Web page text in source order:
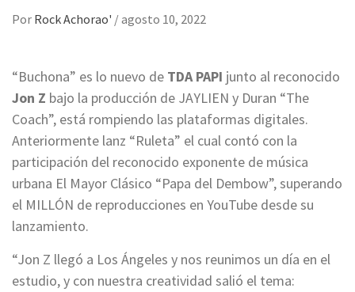
Por Rock Achorao' /agosto 10, 2022
“Buchona” es lo nuevo de TDA PAPI junto al reconocido
Jon Z bajo la producción de JAYLIEN y Duran “The
Coach”, está rompiendo las plataformas digitales.
Anteriormente lanz “Ruleta” el cual contó con la
participación del reconocido exponente de música
urbana El Mayor Clásico “Papa del Dembow”, superando
el MILLÓN de reproducciones en YouTube desde su
lanzamiento.
“Jon Z llegó a Los Ángeles y nos reunimos un día en el
estudio, y con nuestra creatividad salió el tema: